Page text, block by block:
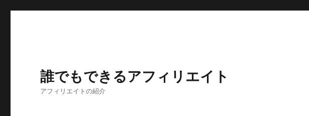
誰でもできるアフィリエイト
アフィリエイトの紹介